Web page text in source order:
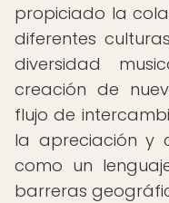
propiciado la
diferentes
diversidad
creación de
flujo de
la apreciación y
como un
barreras